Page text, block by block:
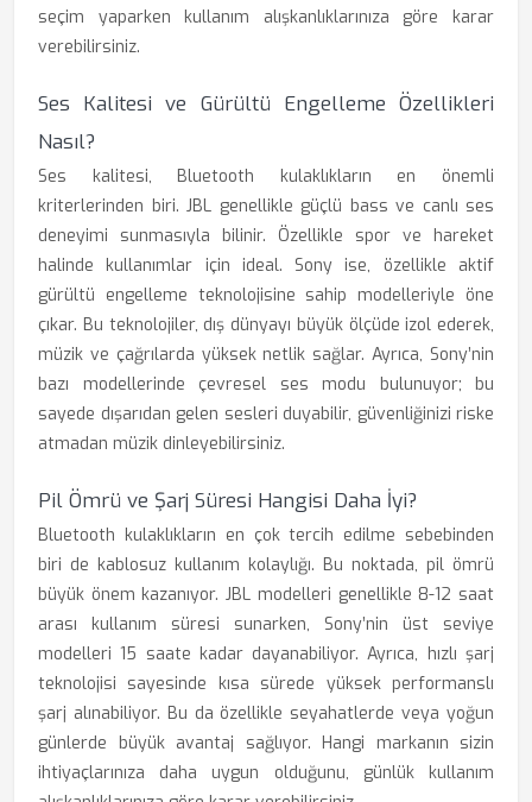
seçim yaparken kullanım alışkanlıklarınıza göre karar
verebilirsiniz.
Ses Kalitesi ve Gürültü Engelleme Özellikleri
Nasıl?
Ses kalitesi, Bluetooth kulaklıkların en önemli
kriterlerinden biri. JBL genellikle güçlü bass ve canlı ses
deneyimi sunmasıyla bilinir. Özellikle spor ve hareket
halinde kullanımlar için ideal. Sony ise, özellikle aktif
gürültü engelleme teknolojisine sahip modelleriyle öne
çıkar. Bu teknolojiler, dış dünyayı büyük ölçüde izol ederek,
müzik ve çağrılarda yüksek netlik sağlar. Ayrıca, Sony’nin
bazı modellerinde çevresel ses modu bulunuyor; bu
sayede dışarıdan gelen sesleri duyabilir, güvenliğinizi riske
atmadan müzik dinleyebilirsiniz.
Pil Ömrü ve Şarj Süresi Hangisi Daha İyi?
Bluetooth kulaklıkların en çok tercih edilme sebebinden
biri de kablosuz kullanım kolaylığı. Bu noktada, pil ömrü
büyük önem kazanıyor. JBL modelleri genellikle 8-12 saat
arası kullanım süresi sunarken, Sony’nin üst seviye
modelleri 15 saate kadar dayanabiliyor. Ayrıca, hızlı şarj
teknolojisi sayesinde kısa sürede yüksek performanslı
şarj alınabiliyor. Bu da özellikle seyahatlerde veya yoğun
günlerde büyük avantaj sağlıyor. Hangi markanın sizin
ihtiyaçlarınıza daha uygun olduğunu, günlük kullanım